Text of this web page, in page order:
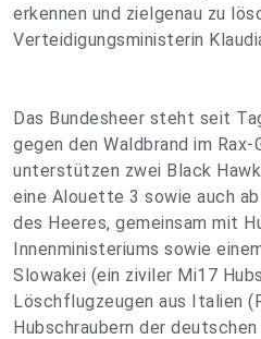
erkennen und zielgenau zu
Verteidigungsministerin
Das Bundesheer steht seit
gegen den Waldbrand im
unterstützen zwei Black
eine Alouette 3 sowie auch
des Heeres, gemeinsam mit
Innenministeriums sowie
Slowakei (ein ziviler Mi17
Löschflugzeugen aus Italien
Hubschraubern der